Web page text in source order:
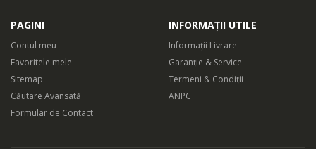
PAGINI
Contul meu
Favoritele mele
Sitemap
Căutare Avansată
Formular de Contact
INFORMAȚII UTILE
Informații Livrare
Garanție & Service
Termeni & Condiții
ANPC